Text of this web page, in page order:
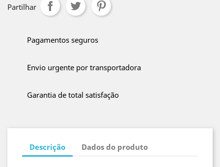
Partilhar
Pagamentos seguros
Envio urgente por transportadora
Garantia de total satisfação
Descrição Dados do produto